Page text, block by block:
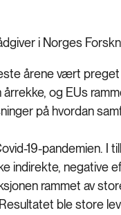
i Norges
årene vært
og EUs
på hvordan
19-pandemien. I
indirekte, negative
rammet av
ble store